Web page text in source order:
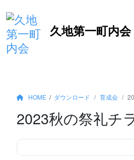
コ
ン
テ
ン
久地第一町内会
HOME / ダウンロード 育成会
2023秋の祭礼チ